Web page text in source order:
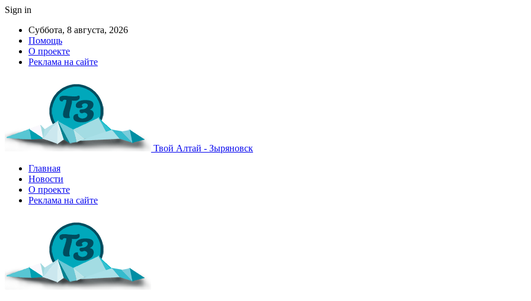
Sign in
Суббота, 8 августа, 2026
Помощь
О проекте
Реклама на сайте
Твой Алтай - Зыряновск
Главная
Новости
О проекте
Реклама на сайте